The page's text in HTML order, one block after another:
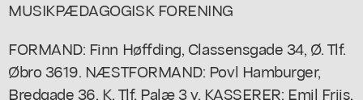
MUSIKPÆDAGOGISK FORENING
FORMAND: Finn Høffding, Classensgade 34, Ø. Tlf.
Øbro 3619. NÆSTFORMAND: Povl Hamburger,
Bredgade 36, K. Tlf. Palæ 3 y. KASSERER: Emil Friis,